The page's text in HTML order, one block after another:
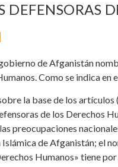
DEFENSORAS
de Afganistán
Como se indica
la base de los
de los Derechos
preocupaciones
de Afganistán; el
Humanos» tiene